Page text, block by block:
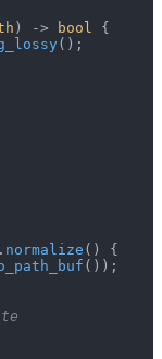
) -> bool {
();
. normalize () {
());